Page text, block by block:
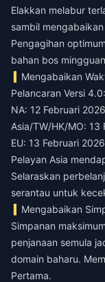
Elakkan melabur
sambil
Pengagihan
bahan bos
Mengabaikan
Pelancaran Versi 4.0:
NA: 12 Februari
Asia/TW/HK/MO: 13
EU: 13 Februari
Pelayan Asia
Selaraskan
serantau untuk
Mengabaikan
Simpanan
penjanaan semula
domain baharu.
Pertama.